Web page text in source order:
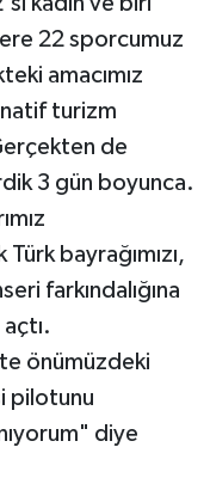
22 sporcumuz
amacımız
turizm
de
3 gün boyunca.
bayrağımızı,
farkındalığına
önümüzdeki
pilotunu
diye